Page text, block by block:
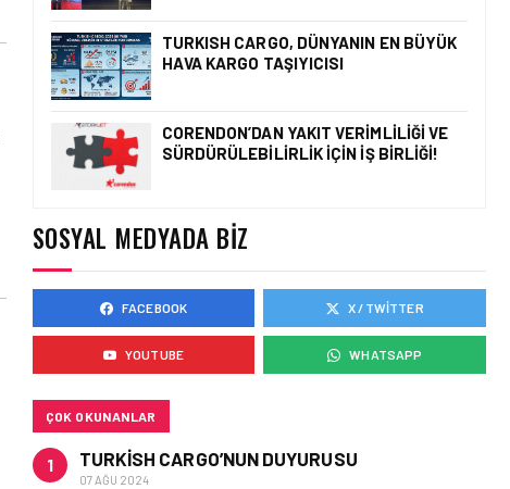
YARDIMCISI BEKIR
DINKIRCI’DEN KONTROL
KULESI’NE ZIYARET
HAVAALANI • 05 AĞU 2026
HAVAALANI • 05 AĞU 2026
ISG’NIN TERMINAL
MEMURLARINDAN CAN
KURTARAN HAMLE
TURKISH CARGO, DÜNYANIN EN BÜYÜK
HAVA KARGO TAŞIYICISI
CORENDON’DAN YAKIT VERIMLILIĞI VE
SÜRDÜRÜLEBILIRLIK IÇIN İŞ BIRLIĞI!
SOSYAL MEDYADA BIZ
FACEBOOK X / TWITTER
YOUTUBE WHATSAPP
ÇOK OKUNANLAR
1 TURKISH CARGO’NUN DUYURUSU
07 AĞU 2024